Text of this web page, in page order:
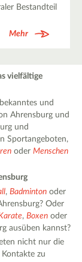
Bestandteil
Mehr
vielfältige
und
Ahrensburg und
und
Sportangeboten,
oderMenschen
,Badminton oder
Oder
,Boxen oder
ausüben kannst?
nicht nur die
zu